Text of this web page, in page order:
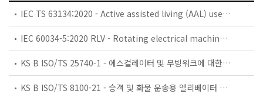
IEC TS 63134:2020 - Active assisted living (AAL) use cases
IEC 60034-5:2020 RLV - Rotating electrical machines - Part 5: Degrees of protection provided by the integral design of rotating electrical machines (IP code) - Classification
KS B ISO/TS 25740-1 - 에스컬레이터 및 무빙워크에 대한 안전요건 — 제1부: 세계공통 필수 안전요건(GESRs)
KS B ISO/TS 8100-21 - 승객 및 화물 운송용 엘리베이터 —제21부: 세계공통 필수안전요건(GESRs)을 충족하는 세계공통 안전 파라미터(GSPs)